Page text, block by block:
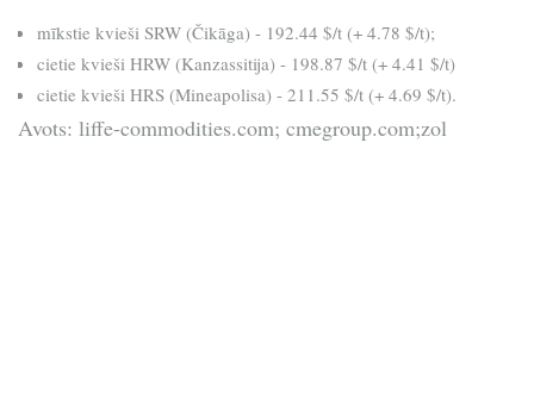
mīkstie kvieši SRW (Čikāga) - 192.44 $/t (+ 4.78 $/t);
cietie kvieši HRW (Kanzassitija) - 198.87 $/t (+ 4.41 $/t)
cietie kvieši HRS (Mineapolisa) - 211.55 $/t (+ 4.69 $/t).
Avots: liffe-commodities.com; cmegroup.com;zol